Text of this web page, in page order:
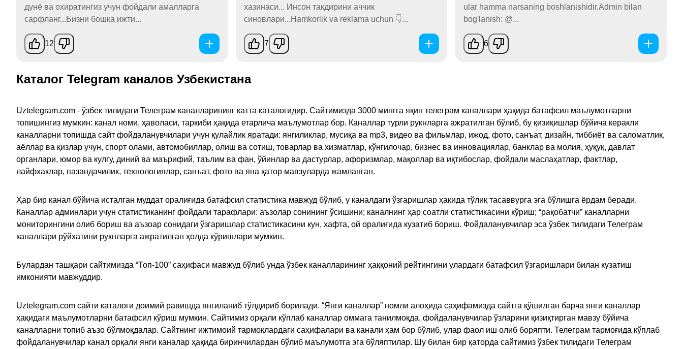
дунё ва охиратингиз учун фойдали амалларга
сарфланг...Бизни бошқа ижти...
12
хазинаси... Инсон такдирини аччик
синовлари...Hamkorlik va reklama uchun 👇...
7
ular hamma narsaning boshlanishidir.Admin bilan
bog'lanish: @...
6
Каталог Telegram каналов Узбекистана
Uztelegram.com - ўзбек тилидаги Телеграм каналларининг катта каталогидир. Сайтимизда 3000 мингга яқин телеграм каналлари ҳақида батафсил маълумотларни
топишингиз мумкин: канал номи, ҳаволаси, таркиби ҳақида етарлича маълумотлар бор. Каналлар турли рукнларга ажратилган бўлиб, бу қизиқишлар бўйича керакли
каналларни топишда сайт фойдаланувчилари учун қулайлик яратади: янгиликлар, мусиқа ва mp3, видео ва фильмлар, ижод, фото, санъат, дизайн, тиббиёт ва саломатлик,
аёллар ва қизлар учун, спорт олами, автомобиллар, олиш ва сотиш, товарлар ва хизматлар, кўнгилочар, бизнес ва инновациялар, банклар ва молия, ҳуқуқ, давлат
органлари, юмор ва кулгу, диний ва маърифий, таълим ва фан, ўйинлар ва дастурлар, афоризмлар, мақоллар ва иқтибослар, фойдали маслаҳатлар, фактлар,
лайфхаклар, пазандачилик, технологиялар, санъат, фото ва яна қатор мавзуларда жамланган.
Ҳар бир канал бўйича исталган муддат оралиғида батафсил статистика мавжуд бўлиб, у каналдаги ўзгаришлар ҳақида тўлиқ тасаввурга эга бўлишга ёрдам беради.
Каналлар админлари учун статистиканинг фойдали тарафлари: аъзолар сонининг ўсишини; каналнинг ҳар соатли статистикасини кўриш; “рақобатчи” каналларни
мониторингини олиб бориш ва аъзоар сонидаги ўзгаришлар статистикасини кун, хафта, ой оралиғида кузатиб бориш. Фойдаланувчилар эса ўзбек тилидаги Телеграм
каналлари рўйхатини рукнларга ажратилган ҳолда кўришлари мумкин.
Булардан ташқари сайтимизда “Топ-100” саҳифаси мавжуд бўлиб унда ўзбек каналларининг ҳаққоний рейтингини улардаги батафсил ўзгаришлари билан кузатиш
имконияти мавжуддир.
Uztelegram.com сайти каталоги доимий равишда янгиланиб тўлдириб борилади. “Янги каналлар” номли алоҳида саҳифамизда сайтга қўшилган барча янги каналлар
ҳақидаги маълумотларни батафсил кўриш мумкин. Сайтимиз орқали кўплаб каналлар оммага танилмоқда, фойдаланувчилар ўзларини қизиқтирган мавзу бўйича
каналларни топиб аъзо бўлмоқдалар. Сайтнинг ижтимоий тармоқлардаги саҳифалари ва канали ҳам бор бўлиб, улар фаол иш олиб боряпти. Телеграм тармоғида кўплаб
фойдаланувчилар канал орқали янги каналар ҳақида биринчилардан бўлиб маълумотга эга бўляптилар. Шу билан бир қаторда сайтимиз ўзбек тилидаги Телеграм